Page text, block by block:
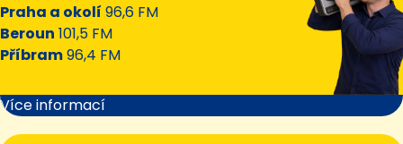
Praha a okolí 96,6 FM
Beroun 101,5 FM
Příbram96,4 FM
Více informací